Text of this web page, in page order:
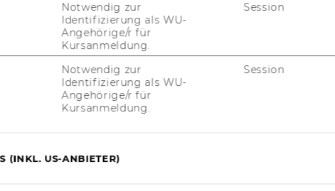
for?
​on stu­dents who are ready to take
Notwendig zur
Identifizierung als WU-
Angehörige/r für
Kursanmeldung.
Session
Notwendig zur
Identifizierung als WU-
Angehörige/r für
Kursanmeldung.
Session
(INKL. US-ANBIETER)